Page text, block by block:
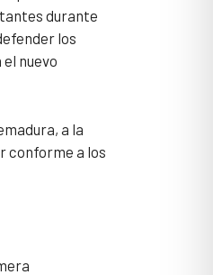
durante
los
nuevo
a la
conforme a los